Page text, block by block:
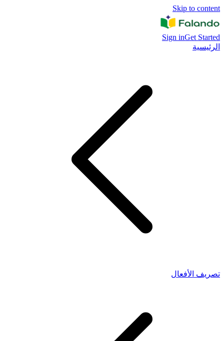
Skip to content
Sign inGet Started
الرئيسية
تصريف الأفعال